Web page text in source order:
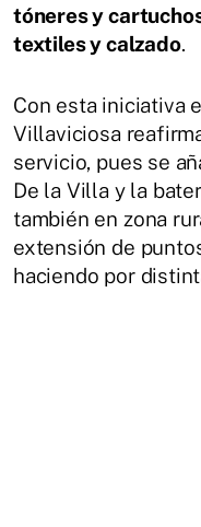
tóneres y
textiles y calzado.
Con esta iniciativa
Villaviciosa
servicio, pues se
De la Villa y la
también en zona
extensión de
haciendo por